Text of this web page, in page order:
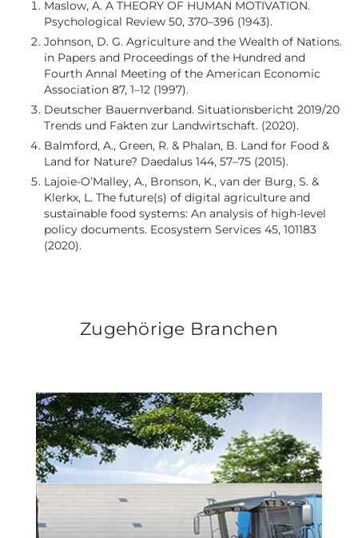
Maslow, A. A THEORY OF HUMAN MOTIVATION.
Psychological Review 50, 370–396 (1943).
Johnson, D. G. Agriculture and the Wealth of Nations.
in Papers and Proceedings of the Hundred and
Fourth Annal Meeting of the American Economic
Association 87, 1–12 (1997).
Deutscher Bauernverband. Situationsbericht 2019/20
Trends und Fakten zur Landwirtschaft. (2020).
Balmford, A., Green, R. & Phalan, B. Land for Food &
Land for Nature? Daedalus 144, 57–75 (2015).
Lajoie-O’Malley, A., Bronson, K., van der Burg, S. &
Klerkx, L. The future(s) of digital agriculture and
sustainable food systems: An analysis of high-level
policy documents. Ecosystem Services 45, 101183
(2020).
Zugehörige Branchen